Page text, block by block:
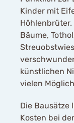
Kinder mit
Bäume,
künstlichen
vielen
Die Bausätze
Kosten bei